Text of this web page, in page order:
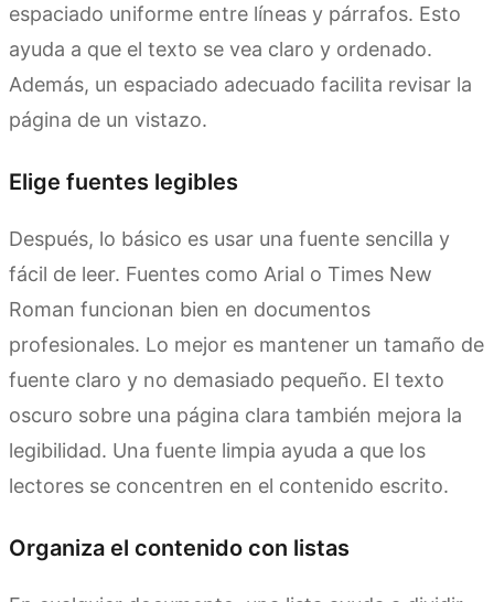
espaciado uniforme entre líneas y párrafos. Esto
ayuda a que el texto se vea claro y ordenado.
Además, un espaciado adecuado facilita revisar la
página de un vistazo.
Elige fuentes legibles
Después, lo básico es usar una fuente sencilla y
fácil de leer. Fuentes como Arial o Times New
Roman funcionan bien en documentos
profesionales. Lo mejor es mantener un tamaño de
fuente claro y no demasiado pequeño. El texto
oscuro sobre una página clara también mejora la
legibilidad. Una fuente limpia ayuda a que los
lectores se concentren en el contenido escrito.
Organiza el contenido con listas